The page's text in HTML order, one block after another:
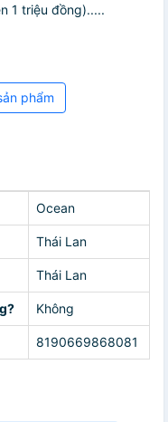
1 triệu đồng).....
phẩm
Ocean
Thái Lan
Thái Lan
Không
8190669868081